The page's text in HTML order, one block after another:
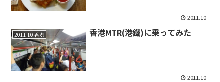
2011.10
2011.10 香港 香港MTR(港鐵)に乗ってみた
2011.10